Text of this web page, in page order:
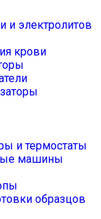
и электролитов
крови
и термостаты
машины
образцов